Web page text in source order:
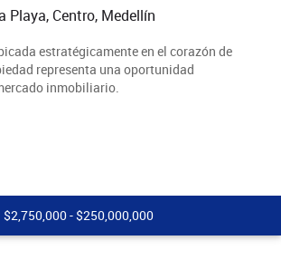
Playa, Centro, Medellín
estratégicamente en el corazón de
representa una oportunidad
inmobiliario.
$2,750,000 - $250,000,000